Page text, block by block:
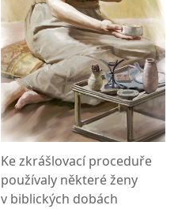
Ke zkrášlovací proceduře
používaly některé ženy
v biblických dobách